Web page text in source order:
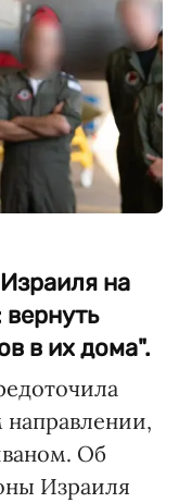
на
в их дома".
Об
Израиля